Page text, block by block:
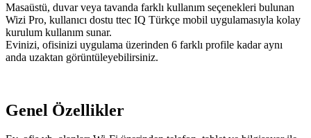
Masaüstü, duvar veya tavanda farklı kullanım seçenekleri bulunan
Wizi Pro, kullanıcı dostu ttec IQ Türkçe mobil uygulamasıyla kolay
kurulum kullanım sunar.
Evinizi, ofisinizi uygulama üzerinden 6 farklı profile kadar aynı
anda uzaktan görüntüleyebilirsiniz.
Genel Özellikler